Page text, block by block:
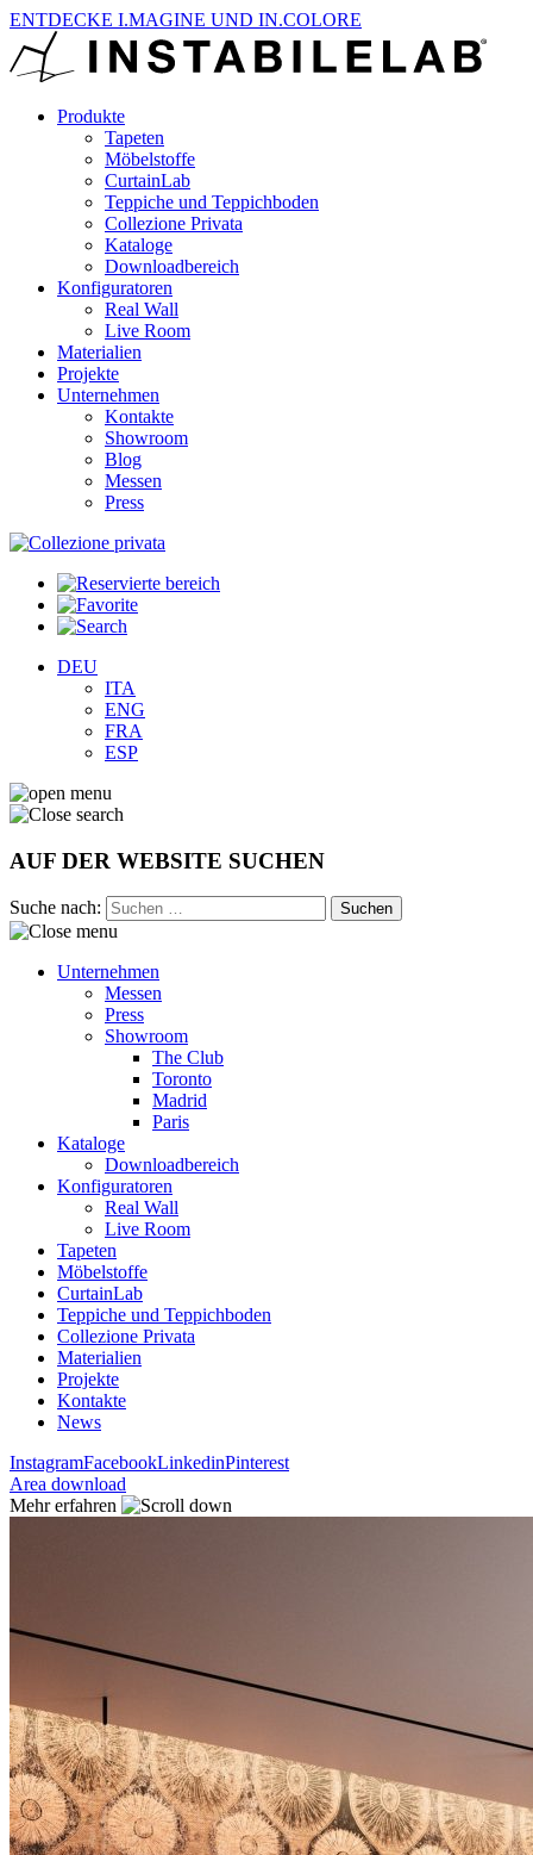
ENTDECKE I.MAGINE UND IN.COLORE
Produkte
Tapeten
Möbelstoffe
CurtainLab
Teppiche und Teppichboden
Collezione Privata
Kataloge
Downloadbereich
Konfiguratoren
Real Wall
Live Room
Materialien
Projekte
Unternehmen
Kontakte
Showroom
Blog
Messen
Press
DEU
ITA
ENG
FRA
ESP
AUF DER WEBSITE SUCHEN
Suche nach:
Unternehmen
Messen
Press
Showroom
The Club
Toronto
Madrid
Paris
Kataloge
Downloadbereich
Konfiguratoren
Real Wall
Live Room
Tapeten
Möbelstoffe
CurtainLab
Teppiche und Teppichboden
Collezione Privata
Materialien
Projekte
Kontakte
News
InstagramFacebookLinkedinPinterest
Area download
Mehr erfahren